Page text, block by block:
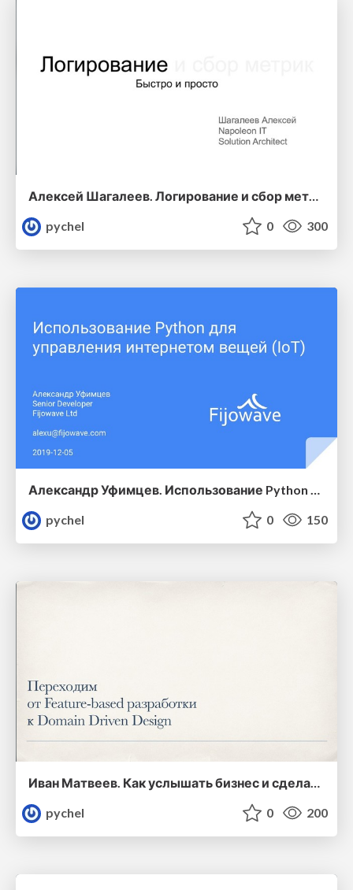
Алексей Шагалеев. Логирование и сбор метрик, быстро и просто
pychel
0 300
Александр Уфимцев. Использование Python для управления интернетом вещей
pychel
0 150
Иван Матвеев. Как услышать бизнес и сделать быстро, в бюджет и качественно: уходим от feature-based разработки и концентрируемся на домене
pychel
0 200